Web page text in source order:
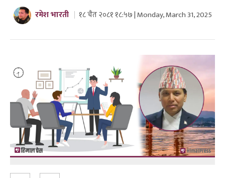
रमेश भारती १८ चैत २०८१ १८:५७ | Monday, March 31, 2025